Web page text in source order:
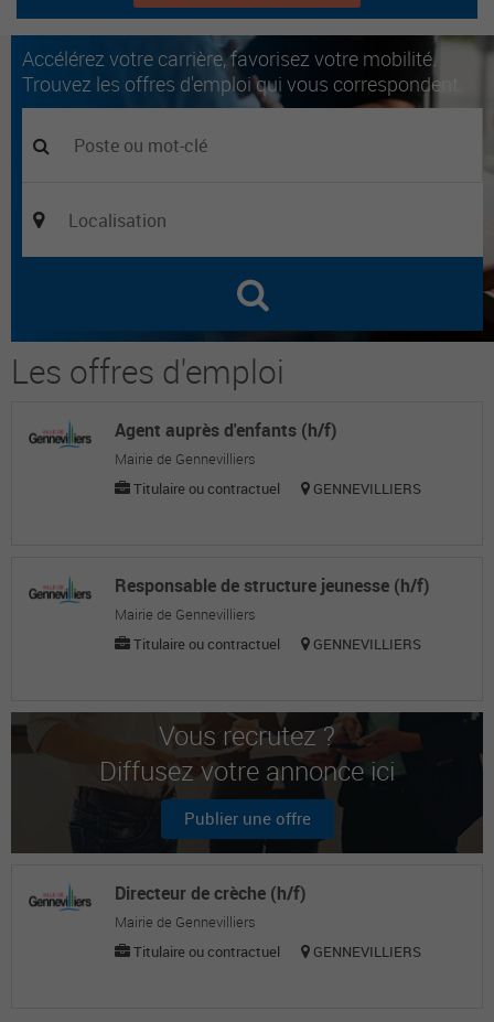
Accélérez votre carrière, favorisez votre mobilité.
Trouvez les offres d'emploi qui vous correspondent.
Les offres d'emploi
Agent auprès d'enfants (h/f)
Mairie de Gennevilliers
Titulaire ou contractuel
GENNEVILLIERS
Responsable de structure jeunesse (h/f)
Mairie de Gennevilliers
Titulaire ou contractuel
GENNEVILLIERS
Vous recrutez ?
Diffusez votre annonce ici
Publier une offre
Directeur de crèche (h/f)
Mairie de Gennevilliers
Titulaire ou contractuel
GENNEVILLIERS